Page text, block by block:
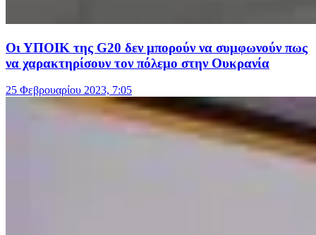
Οι ΥΠΟΙΚ της G20 δεν μπορούν να συμφωνούν πως
να χαρακτηρίσουν τον πόλεμο στην Ουκρανία
25 Φεβρουαρίου 2023, 7:05